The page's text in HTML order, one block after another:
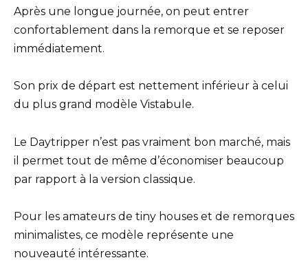
Après une longue journée, on peut entrer
confortablement dans la remorque et se reposer
immédiatement.
Son prix de départ est nettement inférieur à celui
du plus grand modèle Vistabule.
Le Daytripper n’est pas vraiment bon marché, mais
il permet tout de même d’économiser beaucoup
par rapport à la version classique.
Pour les amateurs de tiny houses et de remorques
minimalistes, ce modèle représente une
nouveauté intéressante.